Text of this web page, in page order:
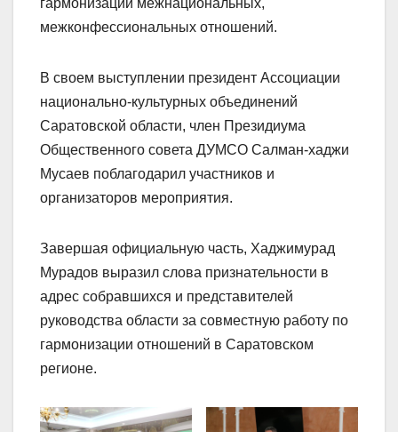
гармонизации межнациональных,
межконфессиональных отношений.
В своем выступлении президент Ассоциации
национально-культурных объединений
Саратовской области, член Президиума
Общественного совета ДУМСО Салман-хаджи
Мусаев поблагодарил участников и
организаторов мероприятия.
Завершая официальную часть, Хаджимурад
Мурадов выразил слова признательности в
адрес собравшихся и представителей
руководства области за совместную работу по
гармонизации отношений в Саратовском
регионе.